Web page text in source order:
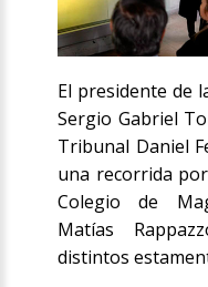
El presidente de
Sergio Gabriel
Tribunal Daniel
una recorrida
Colegio de
Matías
distintos